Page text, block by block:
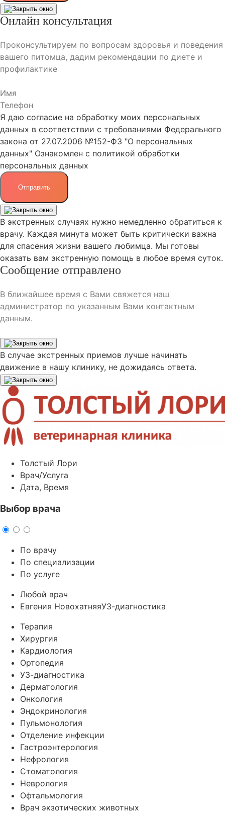
Онлайн консультация
Проконсультируем по вопросам здоровья и поведения
вашего питомца, дадим рекомендации по диете и
профилактике
Я даю согласие на обработку моих персональных
данных в соответствии с требованиями Федерального
закона от 27.07.2006 №152-ФЗ "О персональных
данных" Ознакомлен с политикой обработки
персональных данных
Отправить
В экстренных случаях нужно немедленно обратиться к
врачу. Каждая минута может быть критически важна
для спасения жизни вашего любимца. Мы готовы
оказать вам экстренную помощь в любое время суток.
Сообщение отправлено
В ближайшее время с Вами свяжется наш
администратор по указанным Вами контактным
данным.
В случае экстренных приемов лучше начинать
движение в нашу клинику, не дожидаясь ответа.